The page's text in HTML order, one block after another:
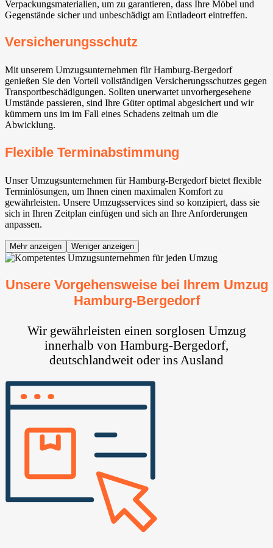
Verpackungsmaterialien, um zu garantieren, dass Ihre Möbel und
Gegenstände sicher und unbeschädigt am Entladeort eintreffen.
Versicherungsschutz
Mit unserem Umzugsunternehmen für Hamburg-Bergedorf
genießen Sie den Vorteil vollständigen Versicherungsschutzes gegen
Transportbeschädigungen. Sollten unerwartet unvorhergesehene
Umstände passieren, sind Ihre Güter optimal abgesichert und wir
kümmern uns im im Fall eines Schadens zeitnah um die
Abwicklung.
Flexible Terminabstimmung
Unser Umzugsunternehmen für Hamburg-Bergedorf bietet flexible
Terminlösungen, um Ihnen einen maximalen Komfort zu
gewährleisten. Unsere Umzugsservices sind so konzipiert, dass sie
sich in Ihren Zeitplan einfügen und sich an Ihre Anforderungen
anpassen.
Mehr anzeigen Weniger anzeigen
Unsere Vorgehensweise bei Ihrem Umzug
Hamburg-Bergedorf
Wir gewährleisten einen sorglosen Umzug
innerhalb von Hamburg-Bergedorf,
deutschlandweit oder ins Ausland